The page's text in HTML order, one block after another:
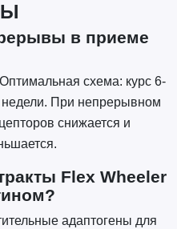
в приеме
схема: курс 6-
При непрерывном
снижается и
Flex Wheeler
адаптогены для